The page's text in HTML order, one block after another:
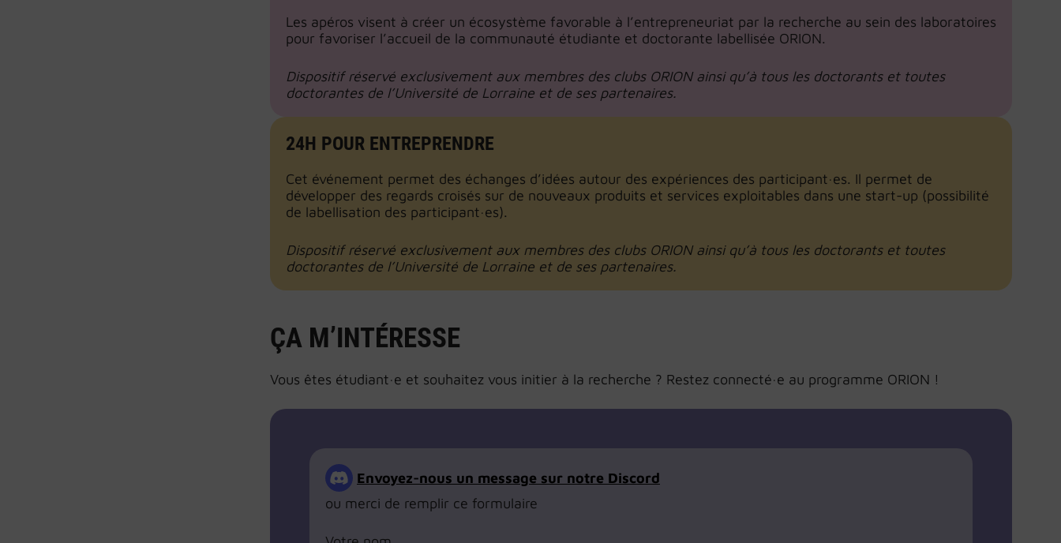
Les apéros visent à créer un écosystème favorable à l’entrepreneuriat par la recherche au sein des laboratoires
pour favoriser l’accueil de la communauté étudiante et doctorante labellisée ORION.
Dispositif réservé exclusivement aux membres des clubs ORION ainsi qu’à tous les doctorants et toutes
doctorantes de l’Université de Lorraine et de ses partenaires.
24H POUR ENTREPRENDRE
Cet événement permet des échanges d’idées autour des expériences des participant·es. Il permet de
développer des regards croisés sur de nouveaux produits et services exploitables dans une start-up (possibilité
de labellisation des participant·es).
Dispositif réservé exclusivement aux membres des clubs ORION ainsi qu’à tous les doctorants et toutes
doctorantes de l’Université de Lorraine et de ses partenaires.
ÇA M’INTÉRESSE
Vous êtes étudiant·e et souhaitez vous initier à la recherche ? Restez connecté·e au programme ORION !
Envoyez-nous un message sur notre Discord
ou merci de remplir ce formulaire